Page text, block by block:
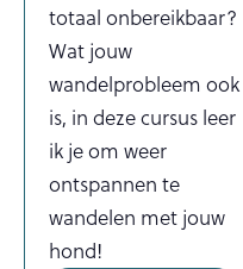
totaal onbereikbaar?
Wat jouw
wandelprobleem ook
is, in deze cursus leer
ik je om weer
ontspannen te
wandelen met jouw
hond!